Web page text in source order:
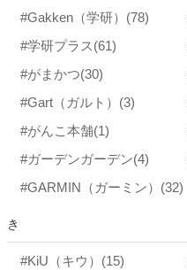
#Gakken（学研） (78)
#学研プラス(61)
#がまかつ(30)
#Gart（ガルト） (3)
#がんこ本舗(1)
#ガーデンガーデン(4)
#GARMIN（ガーミン） (32)
き
#KiU（キウ） (15)